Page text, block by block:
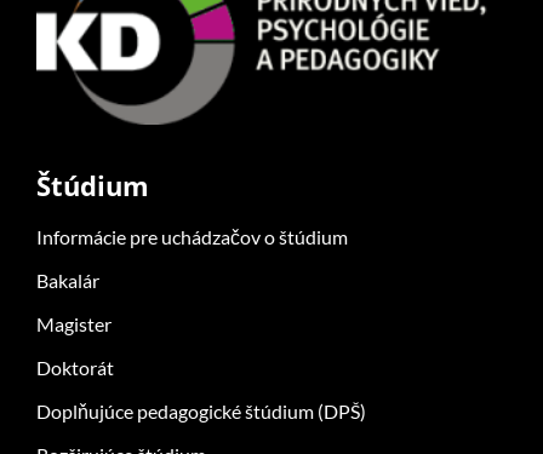
Štúdium
Informácie pre uchádzačov o štúdium
Bakalár
Magister
Doktorát
Doplňujúce pedagogické štúdium (DPŠ)